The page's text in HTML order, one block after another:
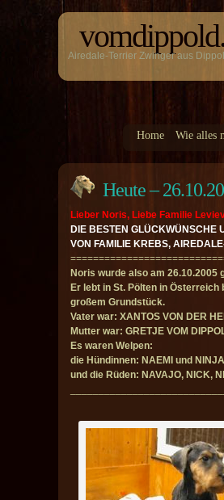
Airedale-Terrier Zwinger aus
Home Wie alles
Heute –
Lieber Noris, Liebe Familie
DIE BESTEN GLÜCKWÜNSCHE
VON FAMILIE KREBS,
Noris wurde also am 26.10.2005
Er lebt in St. Pölten in
großem Grundstück.
Vater war: XANTOS VON DER
Mutter war: GRETJE VOM
Es waren Welpen:
die Hündinnen: NAEMI und NINJA
und die Rüden: NAVAJO, NICK,